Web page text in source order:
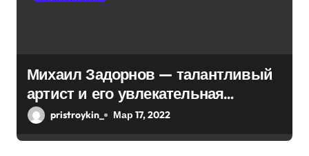
и
с
я
м
Михаил Задорнов — талантливый
артист и его увлекательная
биография — выдающиеся
pristroykin_ Мар 17, 2022